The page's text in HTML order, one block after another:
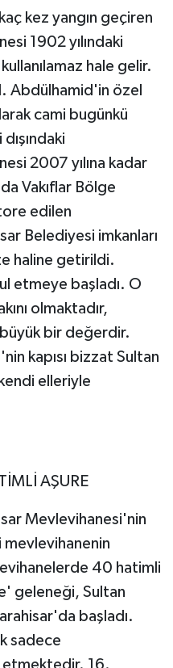
kez yangın geçiren
1902 yılındaki
hale gelir.
Abdülhamid'in özel
cami bugünkü
2007 yılına kadar
Vakıflar Bölge
edilen
Belediyesi imkanları
haline getirildi.
etmeye başladı. O
olmaktadır,
büyük bir değerdir.
kapısı bizzat Sultan
elleriyle
AŞURE
Mevlevihanesi'nin
mevlevihanenin
40 hatimli
geleneği, Sultan
başladı.
sadece